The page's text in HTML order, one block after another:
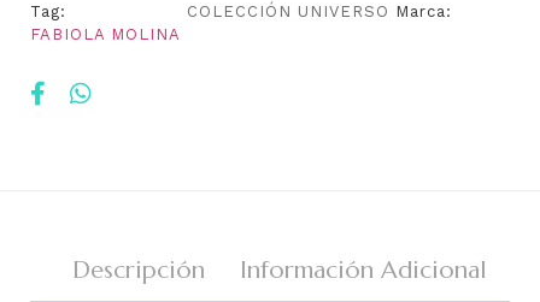
Tag: COLECCIÓN UNIVERSO Marca:
FABIOLA MOLINA
Descripción Información Adicional